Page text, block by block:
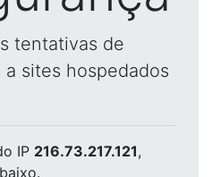
tentativas de
sites hospedados
IP 216.73.217.121,